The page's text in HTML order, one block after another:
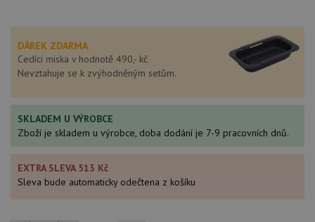
DÁREK ZDARMA
Cedící miska v hodnotě 490,- kč
Nevztahuje se k zvýhodněným setům.
SKLADEM U VÝROBCE
Zboží je skladem u výrobce, doba dodání je 7-9 pracovních dnů.
EXTRA SLEVA 513 Kč
Sleva bude automaticky odečtena z košíku